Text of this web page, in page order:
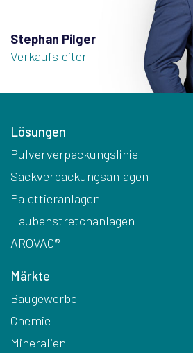
Stephan Pilger
Verkaufsleiter
Lösungen
Pulververpackungslinie
Sackverpackungsanlagen
Palettieranlagen
Haubenstretchanlagen
AROVAC®
Märkte
Baugewerbe
Chemie
Mineralien